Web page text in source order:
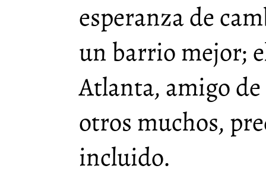
esperanza de
un barrio mejor;
Atlanta, amigo
otros muchos,
incluido.